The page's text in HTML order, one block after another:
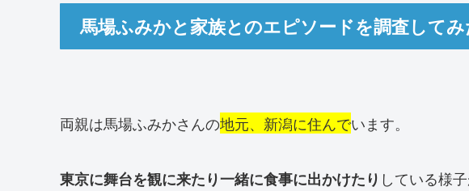
馬場ふみかと家族とのエピソードを調査してみ
両親は馬場ふみかさんの地元、新潟に住んでいます。
東京に舞台を観に来たり一緒に食事に出かけたり している様